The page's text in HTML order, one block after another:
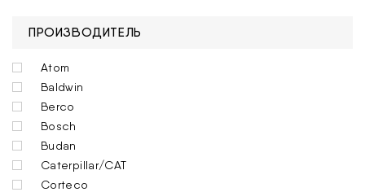
ПРОИЗВОДИТЕЛЬ
Atom
Baldwin
Berco
Bosch
Budan
Caterpillar/CAT
Corteco